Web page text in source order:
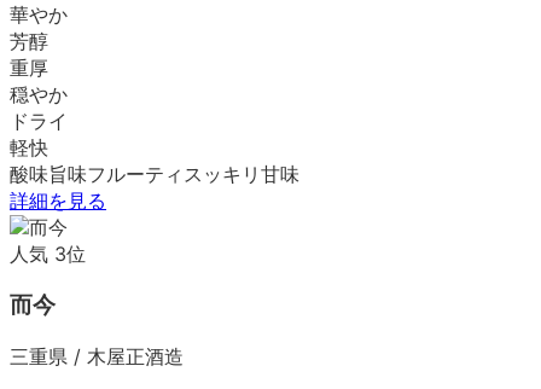
華やか
芳醇
重厚
穏やか
ドライ
軽快
酸味旨味フルーティ スッキリ 甘味
詳細を見る
人気 3位
而今
三重県 / 木屋正酒造